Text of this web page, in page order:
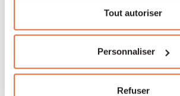
Tout autoriser
Personnaliser
Refuser